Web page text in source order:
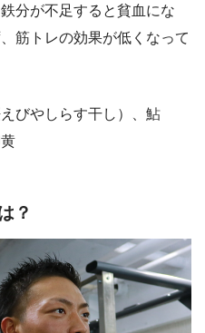
分が不足すると貧血にな
筋トレの効果が低くなって
びやしらす干し）、鮎
？